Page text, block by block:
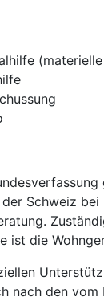
Schweiz
ist die
nach den vom